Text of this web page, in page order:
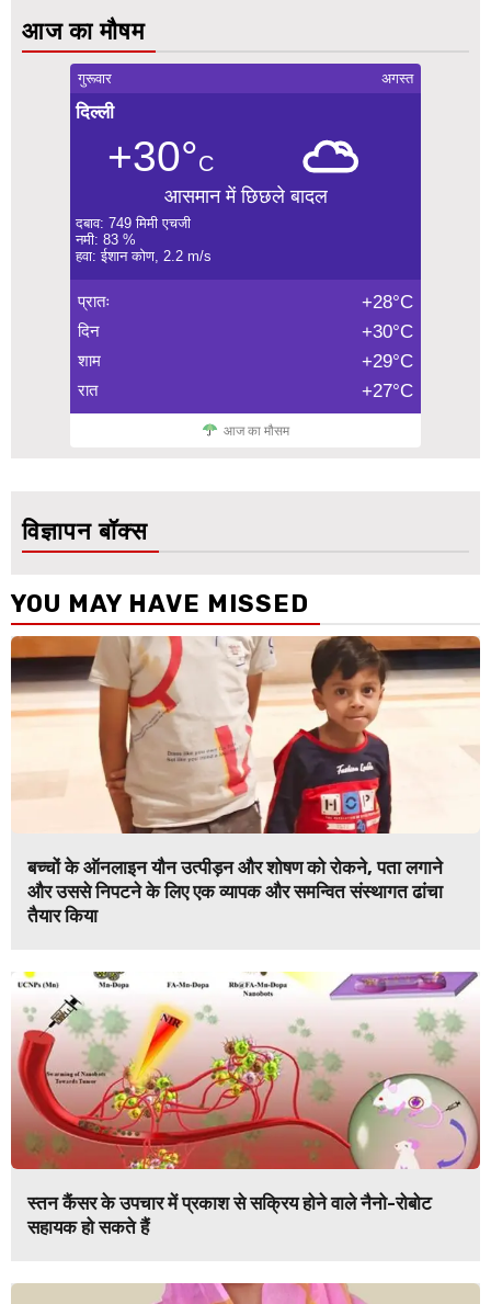
आज का मौषम
गुरूवार अगस्त
दिल्ली
+30°C
आसमान में छिछले बादल
दबाव: 749 मिमी एचजी
नमी: 83 %
हवा: ईशान कोण, 2.2 m/s
प्रातः +28°C
दिन +30°C
शाम +29°C
रात +27°C
आज का मौसम
विज्ञापन बॉक्स
YOU MAY HAVE MISSED
बच्चों के ऑनलाइन यौन उत्पीड़न और शोषण को रोकने, पता लगाने
और उससे निपटने के लिए एक व्यापक और समन्वित संस्थागत ढांचा
तैयार किया
स्तन कैंसर के उपचार में प्रकाश से सक्रिय होने वाले नैनो-रोबोट
सहायक हो सकते हैं